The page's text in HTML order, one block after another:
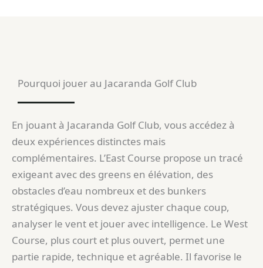
Pourquoi jouer au Jacaranda Golf Club
En jouant à Jacaranda Golf Club, vous accédez à
deux expériences distinctes mais
complémentaires. L’East Course propose un tracé
exigeant avec des greens en élévation, des
obstacles d’eau nombreux et des bunkers
stratégiques. Vous devez ajuster chaque coup,
analyser le vent et jouer avec intelligence. Le West
Course, plus court et plus ouvert, permet une
partie rapide, technique et agréable. Il favorise le